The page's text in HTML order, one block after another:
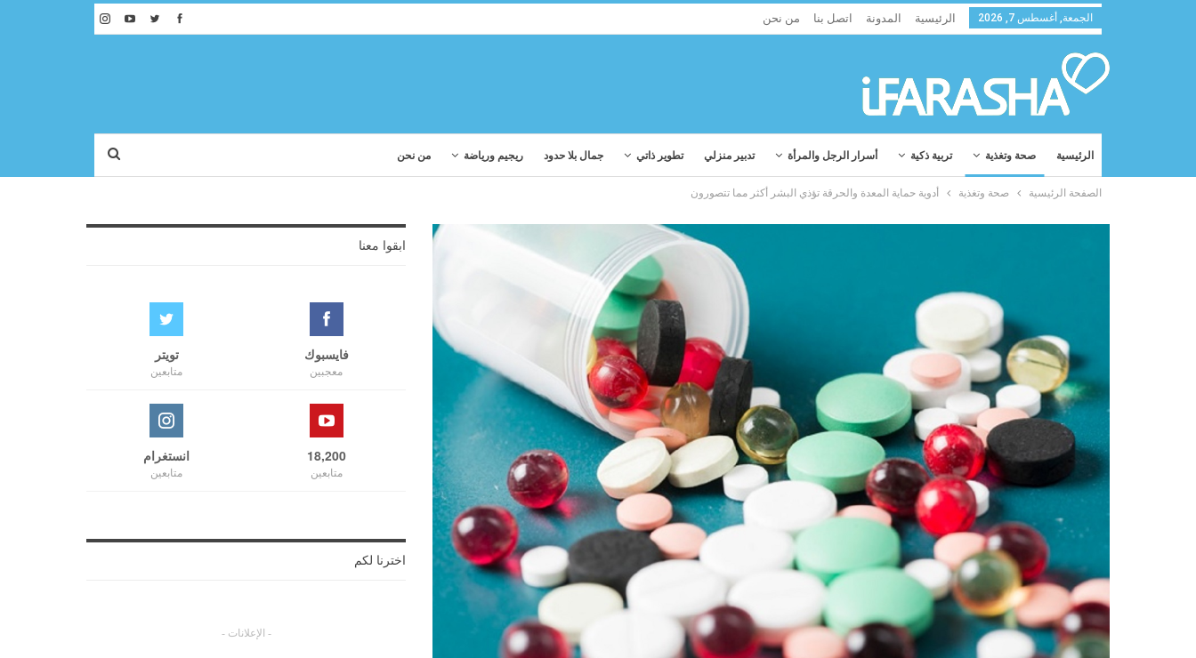
الجمعة, أغسطس 7, 2026 الرئيسية المدونة اتصل بنا من نحن
الرئيسية صحة وتغذية تربية ذكية أسرار الرجل والمرأة تدبير منزلي تطوير ذاتي جمال بلا حدود ريجيم ورياضة من نحن
الصفحة الرئيسية صحة وتغذية أدوية حماية المعدة والحرقة تؤذي البشر أكثر مما تتصورون
ابقوا معنا
فايسبوك
معجبين
تويتر
متابعين
18,200
متابعين
انستغرام
متابعين
اخترنا لكم
- الإعلانات -